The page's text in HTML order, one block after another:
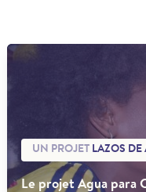
UN PROJETLAZOS DE
Le projet Agua para